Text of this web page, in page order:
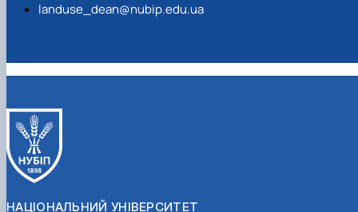
landuse_dean@nubip.edu.ua
НАЦІОНАЛЬНИЙ УНІВЕРСИТЕТ